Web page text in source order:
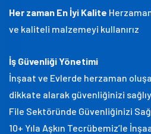
Her zaman En İyi Kalite
ve kaliteli malzemeyi kullanırız
İş Güvenliği Yönetimi
İnşaat ve Evlerde herzaman
dikkate alarak güvenliğinizi
File Sektöründe Güvenliğinizi
10+ Yıla Aşkın Tecrübemiz’le